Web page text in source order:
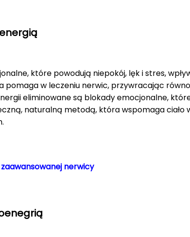
które powodują niepokój, lęk i stres,
pomaga w leczeniu nerwic, przywracając
eliminowane są blokady emocjonalne,
naturalną metodą, która wspomaga ciało
zaawansowanej nerwicy